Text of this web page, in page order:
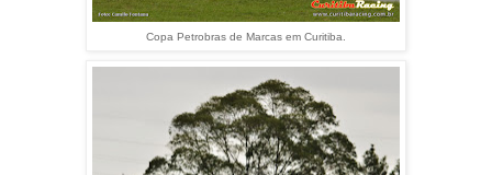
Copa Petrobras de Marcas em Curitiba.